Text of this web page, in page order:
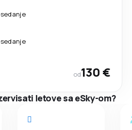
od130 €
letove sa eSky-om?